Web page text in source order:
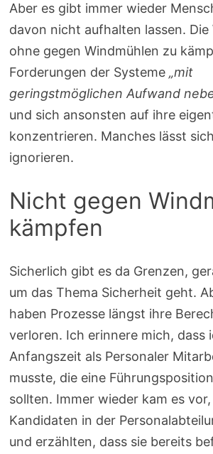
Aber es gibt immer wieder
davon nicht aufhalten lassen. Die
ohne gegen Windmühlen zu
Forderungen der Systeme„mit
geringstmöglichen Aufwand
und sich ansonsten auf ihre
konzentrieren. Manches lässt
ignorieren.
Nicht gegen
kämpfen
Sicherlich gibt es da Grenzen,
um das Thema Sicherheit geht.
haben Prozesse längst ihre
verloren. Ich erinnere mich, dass
Anfangszeit als Personaler
musste, die eine
sollten. Immer wieder kam es
Kandidaten in der
und erzählten, dass sie bereits